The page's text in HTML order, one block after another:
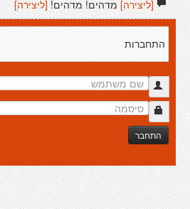
[ליצירה]מדהים! מדהים! [ליצירה]
התחברות
התחבר